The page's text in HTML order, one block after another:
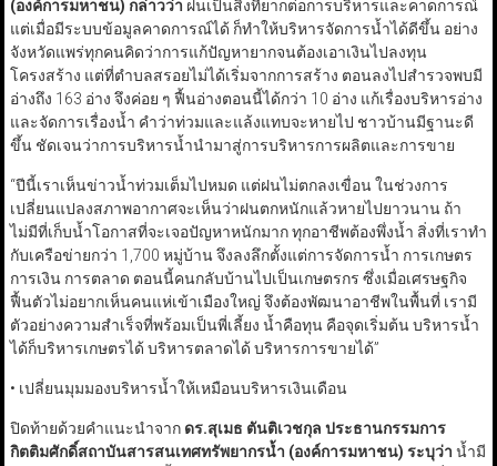
(องค์การมหาชน) กล่าวว่า ฝนเป็นสิ่งที่ยากต่อการบริหารและคาดการณ์
แต่เมื่อมีระบบข้อมูลคาดการณ์ได้ ก็ทำให้บริหารจัดการน้ำได้ดีขึ้น อย่าง
จังหวัดแพร่ทุกคนคิดว่าการแก้ปัญหายากจนต้องเอาเงินไปลงทุน
โครงสร้าง แต่ที่ตำบลสรอยไม่ได้เริ่มจากการสร้าง ตอนลงไปสำรวจพบมี
อ่างถึง 163 อ่าง จึงค่อย ๆ ฟื้นอ่างตอนนี้ได้กว่า 10 อ่าง แก้เรื่องบริหารอ่าง
และจัดการเรื่องน้ำ คำว่าท่วมและแล้งแทบจะหายไป ชาวบ้านมีฐานะดี
ขึ้น ชัดเจนว่าการบริหารน้ำนำมาสู่การบริหารการผลิตและการขาย
“ปีนี้เราเห็นข่าวน้ำท่วมเต็มไปหมด แต่ฝนไม่ตกลงเขื่อน ในช่วงการ
เปลี่ยนแปลงสภาพอากาศจะเห็นว่าฝนตกหนักแล้วหายไปยาวนาน ถ้า
ไม่มีที่เก็บน้ำโอกาสที่จะเจอปัญหาหนักมาก ทุกอาชีพต้องพึ่งน้ำ สิ่งที่เราทำ
กับเครือข่ายกว่า 1,700 หมู่บ้าน จึงลงลึกตั้งแต่การจัดการน้ำ การเกษตร
การเงิน การตลาด ตอนนี้คนกลับบ้านไปเป็นเกษตรกร ซึ่งเมื่อเศรษฐกิจ
ฟื้นตัวไม่อยากเห็นคนแห่เข้าเมืองใหญ่ จึงต้องพัฒนาอาชีพในพื้นที่ เรามี
ตัวอย่างความสำเร็จที่พร้อมเป็นพี่เลี้ยง น้ำคือทุน คือจุดเริ่มต้น บริหารน้ำ
ได้ก็บริหารเกษตรได้ บริหารตลาดได้ บริหารการขายได้”
• เปลี่ยนมุมมองบริหารน้ำให้เหมือนบริหารเงินเดือน
ปิดท้ายด้วยคำแนะนำจาก ดร.สุเมธ ตันติเวชกุล ประธานกรรมการ
กิตติมศักดิ์สถาบันสารสนเทศทรัพยากรน้ำ (องค์การมหาชน) ระบุว่า น้ำมี